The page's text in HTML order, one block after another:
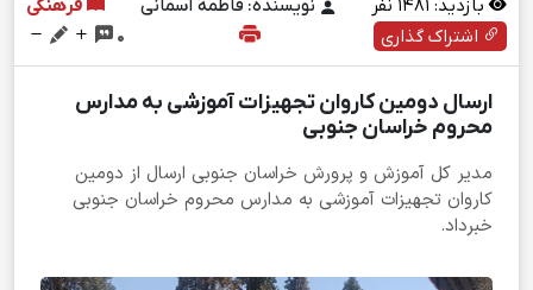
بازدید: نفر نویسنده: فاطمه آسمانی
فرهنگی
اشتراک گذاری
0
ارسال دومین کاروان تجهیزات آموزشی به مدارس
محروم خراسان جنوبی
مدیر کل آموزش و پرورش خراسان جنوبی ارسال از دومین
کاروان تجهیزات آموزشی به مدارس محروم خراسان جنوبی
خبرداد.